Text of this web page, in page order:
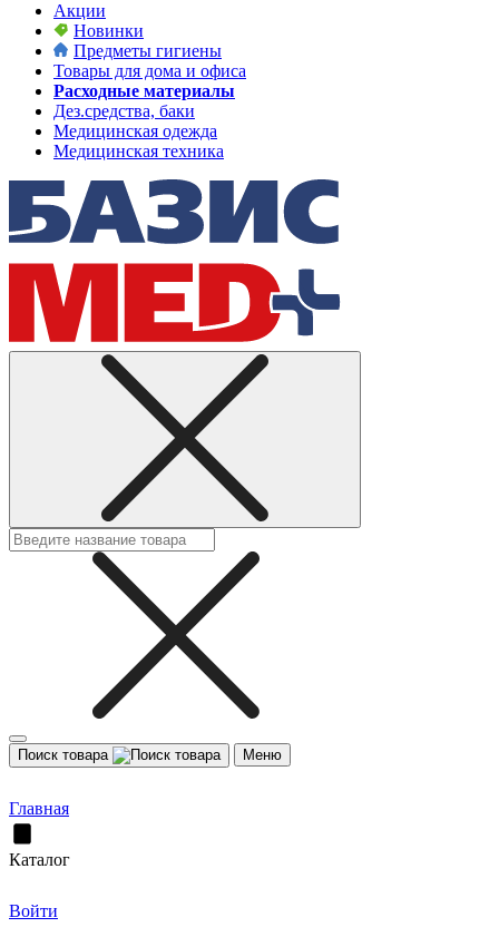
Акции
Новинки
Предметы гигиены
Товары для дома и офиса
Расходные материалы
Дез.средства, баки
Медицинская одежда
Медицинская техника
Поиск товара Меню
Главная
Каталог
Войти